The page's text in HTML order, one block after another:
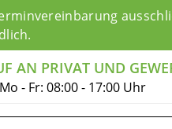
AN PRIVAT UND
Mo - Fr: 08:00 - 17:00 Uhr